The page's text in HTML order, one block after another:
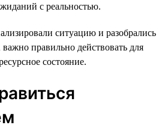
с реальностью.
ситуацию и разобрались
правильно действовать для
состояние.